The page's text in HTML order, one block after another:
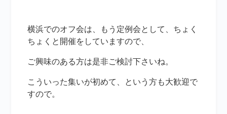
横浜でのオフ会は、もう定例会として、ちょく
ちょくと開催をしていますので、
ご興味のある方は是非ご検討下さいね。
こういった集いが初めて、という方も大歓迎で
すので。